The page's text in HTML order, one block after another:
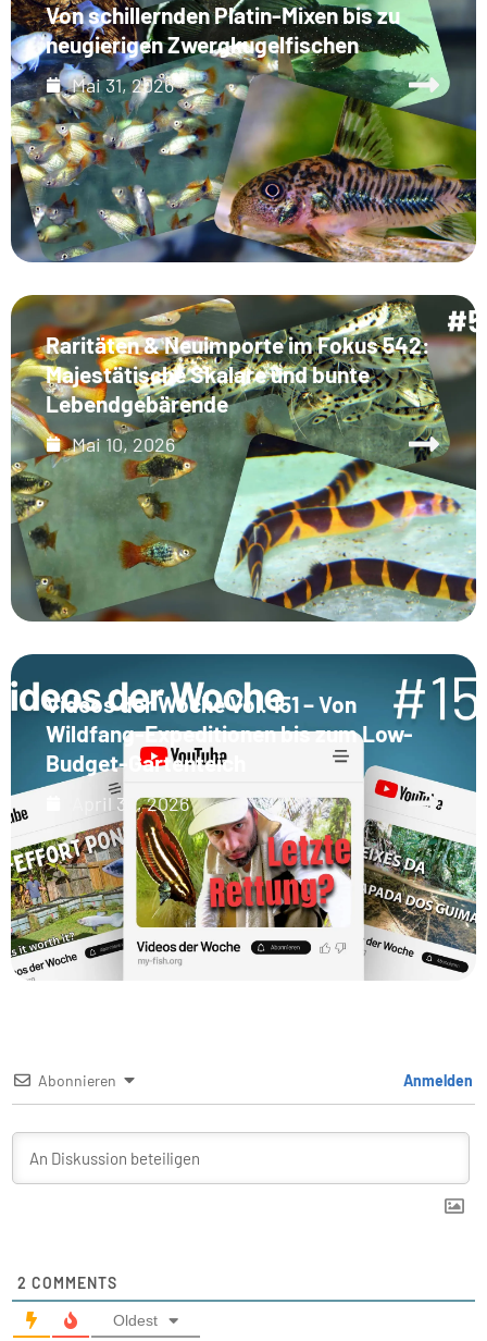
Von schillernden Platin-Mixen bis zu
neugierigen Zwergkugelfischen
Mai 31, 2026
Raritäten & Neuimporte im Fokus 542:
Majestätische Skalare und bunte
Lebendgebärende
Mai 10, 2026
Videos der Woche Vol. 151 – Von
Wildfang-Expeditionen bis zum Low-
Budget-Gartenteich
April 30, 2026
Abonnieren Anmelden
2 COMMENTS
Oldest